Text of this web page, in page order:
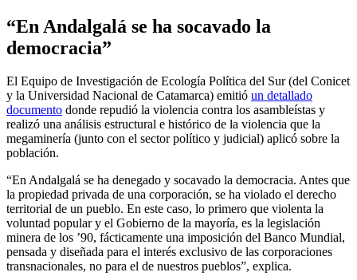
“En Andalgalá se ha socavado la
democracia”
El Equipo de Investigación de Ecología Política del Sur (del Conicet
y la Universidad Nacional de Catamarca) emitió un detallado
documento donde repudió la violencia contra los asambleístas y
realizó una análisis estructural e histórico de la violencia que la
megaminería (junto con el sector político y judicial) aplicó sobre la
población.
“En Andalgalá se ha denegado y socavado la democracia. Antes que
la propiedad privada de una corporación, se ha violado el derecho
territorial de un pueblo. En este caso, lo primero que violenta la
voluntad popular y el Gobierno de la mayoría, es la legislación
minera de los ’90, fácticamente una imposición del Banco Mundial,
pensada y diseñada para el interés exclusivo de las corporaciones
transnacionales, no para el de nuestros pueblos”, explica.